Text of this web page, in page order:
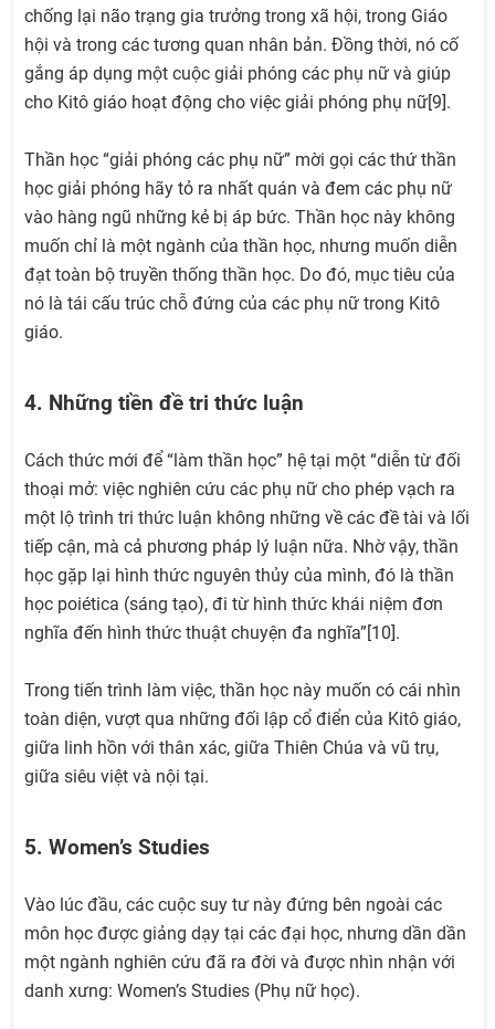
chống lại não trạng gia trưởng trong xã hội, trong Giáo
hội và trong các tương quan nhân bản. Đồng thời, nó cố
gắng áp dụng một cuộc giải phóng các phụ nữ và giúp
cho Kitô giáo hoạt động cho việc giải phóng phụ nữ[9].
Thần học “giải phóng các phụ nữ” mời gọi các thứ thần
học giải phóng hãy tỏ ra nhất quán và đem các phụ nữ
vào hàng ngũ những kẻ bị áp bức. Thần học này không
muốn chỉ là một ngành của thần học, nhưng muốn diễn
đạt toàn bộ truyền thống thần học. Do đó, mục tiêu của
nó là tái cấu trúc chỗ đứng của các phụ nữ trong Kitô
giáo.
4. Những tiền đề tri thức luận
Cách thức mới để “làm thần học” hệ tại một “diễn từ đối
thoại mở: việc nghiên cứu các phụ nữ cho phép vạch ra
một lộ trình tri thức luận không những về các đề tài và lối
tiếp cận, mà cả phương pháp lý luận nữa. Nhờ vậy, thần
học gặp lại hình thức nguyên thủy của mình, đó là thần
học poiética (sáng tạo), đi từ hình thức khái niệm đơn
nghĩa đến hình thức thuật chuyện đa nghĩa”[10].
Trong tiến trình làm việc, thần học này muốn có cái nhìn
toàn diện, vượt qua những đối lập cổ điển của Kitô giáo,
giữa linh hồn với thân xác, giữa Thiên Chúa và vũ trụ,
giữa siêu việt và nội tại.
5. Women’s Studies
Vào lúc đầu, các cuộc suy tư này đứng bên ngoài các
môn học được giảng dạy tại các đại học, nhưng dần dần
một ngành nghiên cứu đã ra đời và được nhìn nhận với
danh xưng: Women’s Studies (Phụ nữ học).